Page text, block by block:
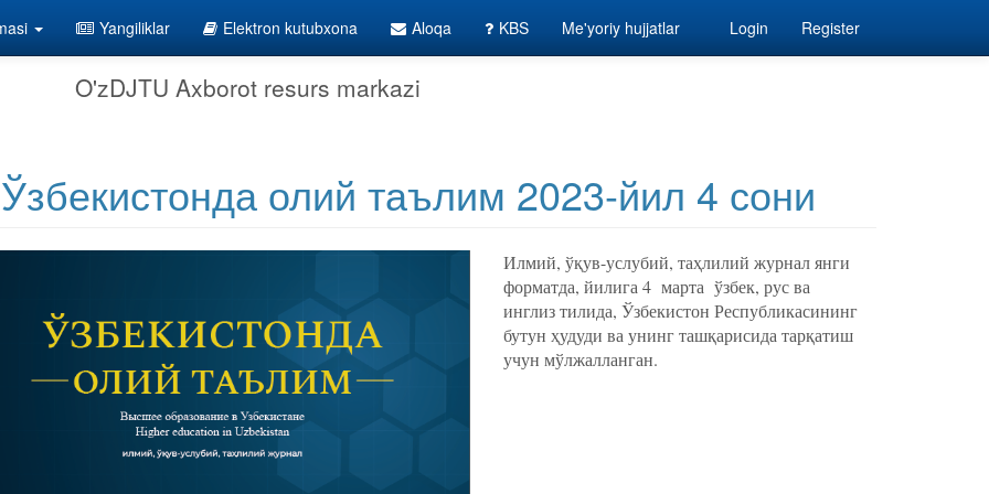
Yangiliklar Elektron kutubxona Aloqa KBS Me'yoriy hujjatlar Login Register
O'zDJTU Axborot resurs markazi
Ўзбекистонда олий таълим 2023-йил 4 сони
Илмий, ўқув-услубий, таҳлилий журнал янги
форматда, йилига 4 марта ўзбек, рус ва
инглиз тилида, Ўзбекистон Республикасининг
бутун ҳудуди ва унинг ташқарисида тарқатиш
учун мўлжалланган.